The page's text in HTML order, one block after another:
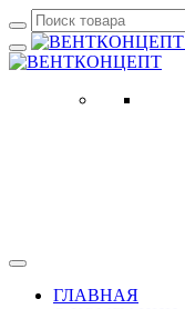
ГЛАВНАЯ